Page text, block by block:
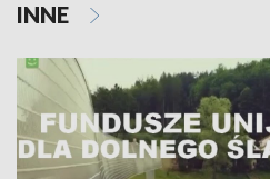
INNE